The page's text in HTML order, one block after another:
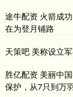
途牛配资 火箭成
在为登月铺路
天策吧 美称设立
胜亿配资 美丽中
保护，从7只到万